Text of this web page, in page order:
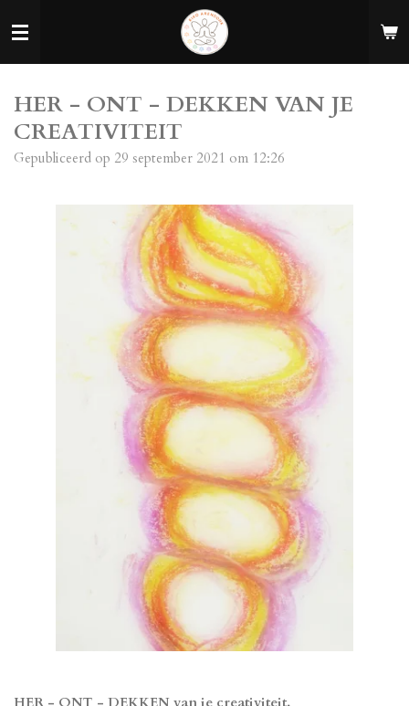
direct
hoofdinhoud
HER - ONT - DEKKEN VAN JE
CREATIVITEIT
Gepubliceerd op 29 september 2021 om 12:26